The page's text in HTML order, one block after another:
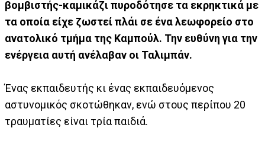
βομβιστής-καμικάζι πυροδότησε τα εκρηκτικά με
τα οποία είχε ζωστεί πλάι σε ένα λεωφορείο στο
ανατολικό τμήμα της Καμπούλ. Την ευθύνη για την
ενέργεια αυτή ανέλαβαν οι Ταλιμπάν.
Ένας εκπαιδευτής κι ένας εκπαιδευόμενος
αστυνομικός σκοτώθηκαν, ενώ στους περίπου 20
τραυματίες είναι τρία παιδιά.